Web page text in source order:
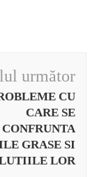
următor
CU
CARE SE
CONFRUNTA
GRASE SI
LOR